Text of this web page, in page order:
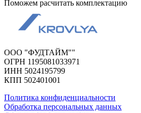
Поможем расчитать комплектацию
ООО "ФУДТАЙМ""
ОГРН 1195081033971
ИНН 5024195799
КПП 502401001
Политика конфиденциальности
Обработка персональных данных